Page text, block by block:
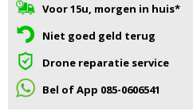
Voor 15u, morgen in huis*
Niet goed geld terug
Drone reparatie service
Bel of App 085-0606541